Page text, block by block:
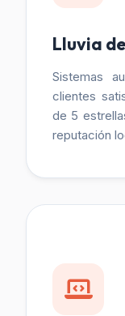
Lluvia
Sistemas
clientes
de 5
reputación